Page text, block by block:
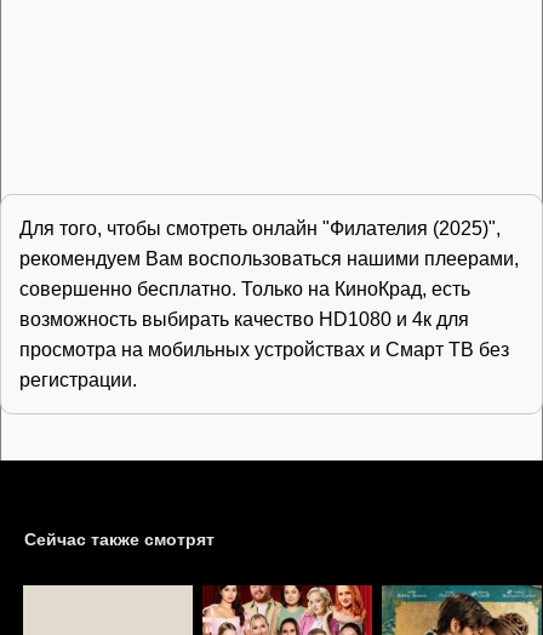
Для того, чтобы смотреть онлайн "Филателия (2025)",
рекомендуем Вам воспользоваться нашими плеерами,
совершенно бесплатно. Только на КиноКрад, есть
возможность выбирать качество HD1080 и 4к для
просмотра на мобильных устройствах и Смарт ТВ без
регистрации.
Сейчас также смотрят